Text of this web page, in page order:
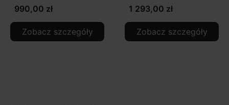
990,00 zł
Zobacz szczegóły
1 293,00 zł
Zobacz szczegóły